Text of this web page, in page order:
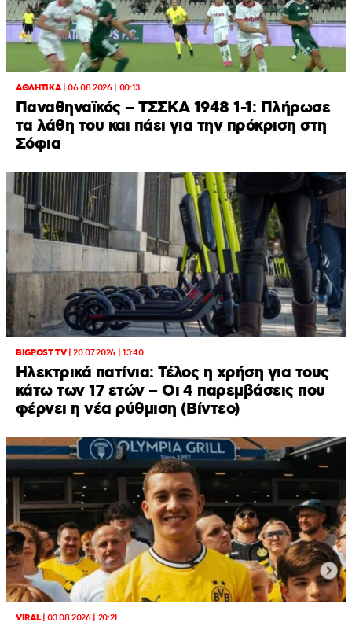
ΑΘΛΗΤΙΚΑ|06.08.2026 | 00:13
Παναθηναϊκός – ΤΣΣΚΑ 1948 1-1: Πλήρωσε
τα λάθη του και πάει για την πρόκριση στη
Σόφια
BIGPOST TV|20.07.2026 | 13:40
Ηλεκτρικά πατίνια: Τέλος η χρήση για τους
κάτω των 17 ετών – Οι 4 παρεμβάσεις που
φέρνει η νέα ρύθμιση (Βίντεο)
VIRAL|03.08.2026 | 20:21